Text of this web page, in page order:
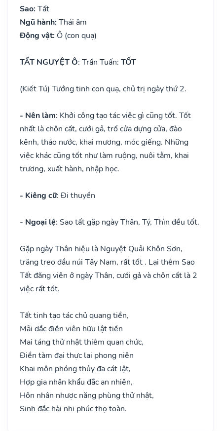
Sao: Tất
Ngũ hành: Thái âm
Động vật: Ô (con quạ)
TẤT NGUYỆT Ô: Trần Tuấn: TỐT
(Kiết Tú) Tướng tinh con quạ, chủ trị ngày thứ 2.
- Nên làm: Khởi công tạo tác việc gì cũng tốt. Tốt
nhất là chôn cất, cưới gả, trổ cửa dựng cửa, đào
kênh, tháo nước, khai mương, móc giếng. Những
việc khác cũng tốt như làm ruộng, nuôi tằm, khai
trương, xuất hành, nhập học.
- Kiêng cữ: Đi thuyền
- Ngoại lệ: Sao tất gặp ngày Thân, Tý, Thìn đều tốt.
Gặp ngày Thân hiệu là Nguyệt Quải Khôn Sơn,
trăng treo đầu núi Tây Nam, rất tốt . Lại thêm Sao
Tất đăng viên ở ngày Thân, cưới gả và chôn cất là 2
việc rất tốt.
Tất tinh tạo tác chủ quang tiền,
Mãi dắc điền viên hữu lật tiền
Mai táng thử nhật thiêm quan chức,
Điền tàm đại thực lai phong niên
Khai môn phóng thủy đa cát lật,
Hợp gia nhân khẩu đắc an nhiên,
Hôn nhân nhược năng phùng thử nhật,
Sinh đắc hài nhi phúc thọ toàn.